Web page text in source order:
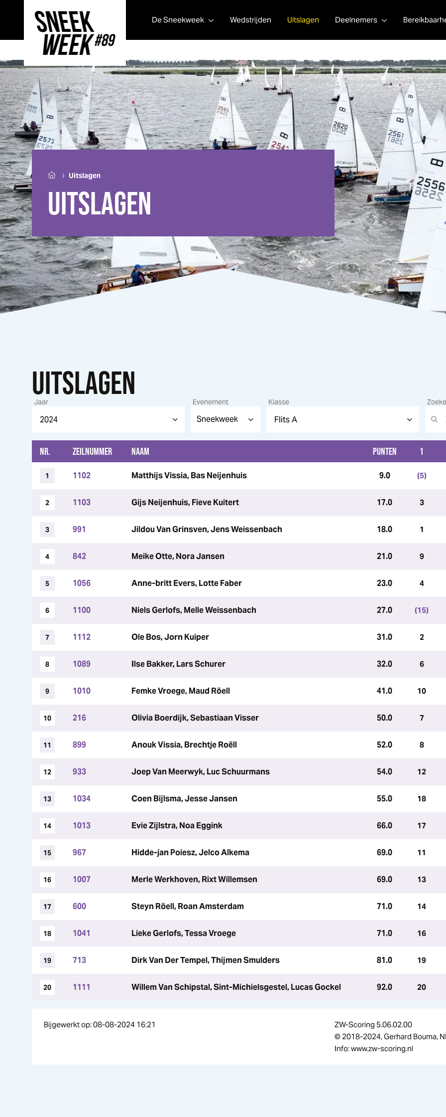
Sneekweek
DeSneekweek Wedstrijden Uitslagen Deelnemers
UITSLAGEN
› Uitslagen
UITSLAGEN
Jaar Evenement Klasse
NR. ZEILNUMMER NAAM PUNTEN 1
1 1102 Matthijs Vissia, Bas Neijenhuis 9.0 (5)
2 1103 Gijs Neijenhuis, Fieve Kuitert 17.0 3
3 991 Jildou Van Grinsven, Jens Weissenbach 18.0 1
4 842 Meike Otte, Nora Jansen 21.0 9
5 1056 Anne-britt Evers, Lotte Faber 23.0 4
6 1100 Niels Gerlofs, Melle Weissenbach 27.0 (15)
7 1112 Ole Bos, Jorn Kuiper 31.0 2
8 1089 Ilse Bakker, Lars Schurer 32.0 6
9 1010 Femke Vroege, Maud Röell 41.0 10
10 216 Olivia Boerdijk, Sebastiaan Visser 50.0 7
11 899 Anouk Vissia, Brechtje Roëll 52.0 8
12 933 Joep Van Meerwyk, Luc Schuurmans 54.0 12
13 1034 Coen Bijlsma, Jesse Jansen 55.0 18
14 1013 Evie Zijlstra, Noa Eggink 66.0 17
15 967 Hidde-jan Poiesz, Jelco Alkema 69.0 11
16 1007 Merle Werkhoven, Rixt Willemsen 69.0 13
17 600 Steyn Röell, Roan Amsterdam 71.0 14
18 1041 Lieke Gerlofs, Tessa Vroege 71.0 16
19 713 Dirk Van Der Tempel, Thijmen Smulders 81.0 19
20 1111 Willem Van Schipstal, Sint-Michielsgestel, Lucas Gockel 92.0 20
Bijgewerkt op: 08-08-2024 16:21
ZW-Scoring 5.06.02.00
© 2018-2024, Gerhard Bouma,
Info: www.zw-scoring.nl